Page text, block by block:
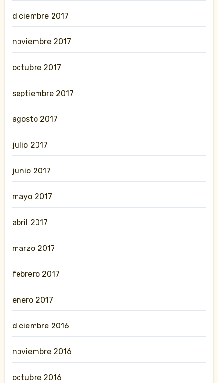
diciembre 2017
noviembre 2017
octubre 2017
septiembre 2017
agosto 2017
julio 2017
junio 2017
mayo 2017
abril 2017
marzo 2017
febrero 2017
enero 2017
diciembre 2016
noviembre 2016
octubre 2016